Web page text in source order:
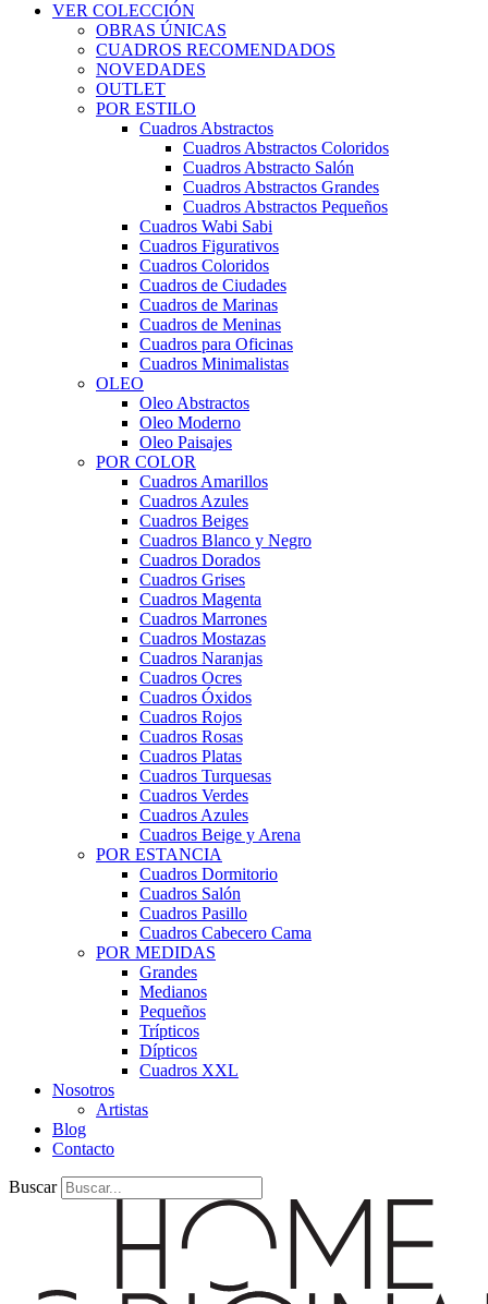
VER COLECCIÓN
OBRAS ÚNICAS
CUADROS RECOMENDADOS
NOVEDADES
OUTLET
POR ESTILO
Cuadros Abstractos
Cuadros Abstractos Coloridos
Cuadros Abstracto Salón
Cuadros Abstractos Grandes
Cuadros Abstractos Pequeños
Cuadros Wabi Sabi
Cuadros Figurativos
Cuadros Coloridos
Cuadros de Ciudades
Cuadros de Marinas
Cuadros de Meninas
Cuadros para Oficinas
Cuadros Minimalistas
OLEO
Oleo Abstractos
Oleo Moderno
Oleo Paisajes
POR COLOR
Cuadros Amarillos
Cuadros Azules
Cuadros Beiges
Cuadros Blanco y Negro
Cuadros Dorados
Cuadros Grises
Cuadros Magenta
Cuadros Marrones
Cuadros Mostazas
Cuadros Naranjas
Cuadros Ocres
Cuadros Óxidos
Cuadros Rojos
Cuadros Rosas
Cuadros Platas
Cuadros Turquesas
Cuadros Verdes
Cuadros Azules
Cuadros Beige y Arena
POR ESTANCIA
Cuadros Dormitorio
Cuadros Salón
Cuadros Pasillo
Cuadros Cabecero Cama
POR MEDIDAS
Grandes
Medianos
Pequeños
Trípticos
Dípticos
Cuadros XXL
Nosotros
Artistas
Blog
Contacto
Buscar